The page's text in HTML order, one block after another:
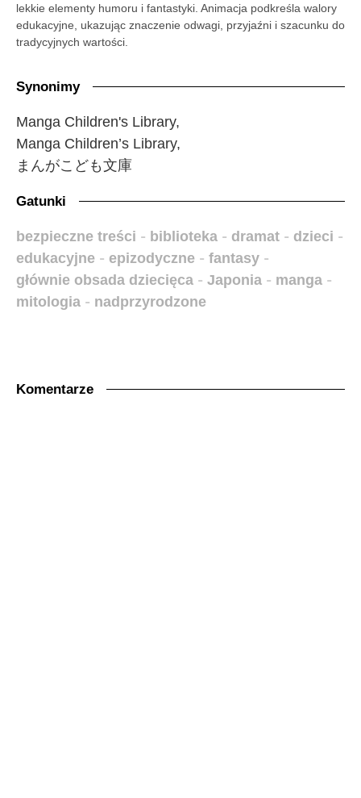
lekkie elementy humoru i fantastyki. Animacja podkreśla walory
edukacyjne, ukazując znaczenie odwagi, przyjaźni i szacunku do
tradycyjnych wartości.
Synonimy
Manga Children's Library,
Manga Children’s Library,
まんがこども文庫
Gatunki
bezpieczne treści - biblioteka - dramat - dzieci -
edukacyjne - epizodyczne - fantasy -
głównie obsada dziecięca - Japonia - manga -
mitologia - nadprzyrodzone
Komentarze